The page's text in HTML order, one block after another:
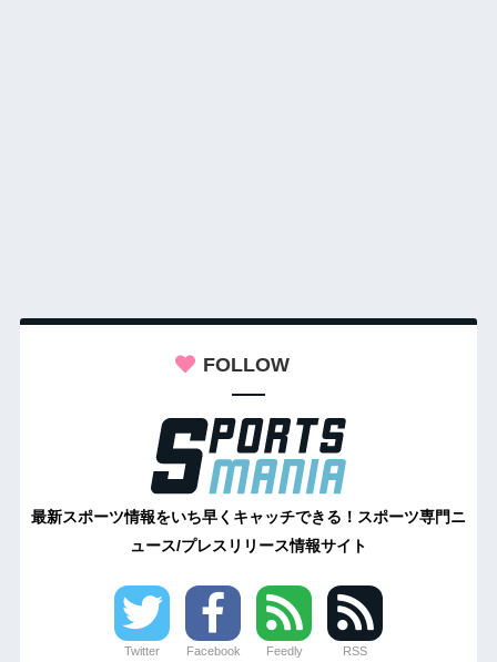
FOLLOW
最新スポーツ情報をいち早くキャッチできる！スポーツ専門ニ
ュース/プレスリリース情報サイト
Twitter Facebook Feedly RSS